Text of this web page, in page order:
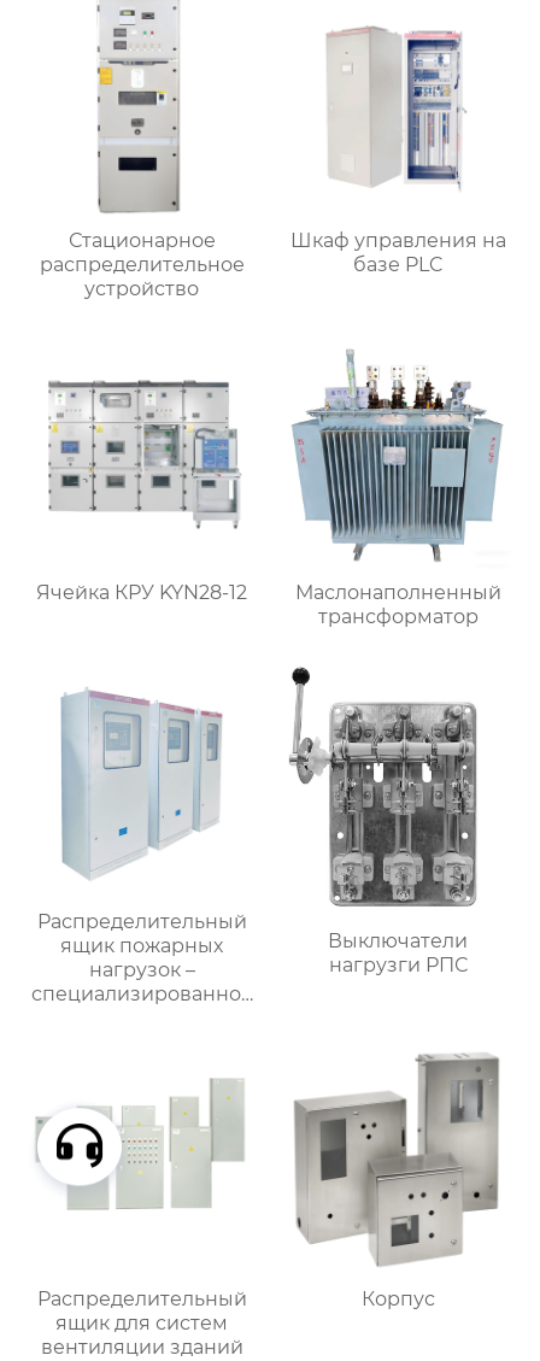
Стационарное
распределительное
устройство
Шкаф управления на
базе PLC
Ячейка КРУ KYN28-12
Маслонаполненный
трансформатор
Распределительный
ящик пожарных
нагрузок –
специализированное
Выключатели
нагрузги РПС
Распределительный
ящик для систем
вентиляции зданий
Корпус